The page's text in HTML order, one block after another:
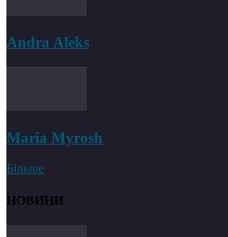
Andra Aleks
Maria Myrosh
Більше
НОВИНИ